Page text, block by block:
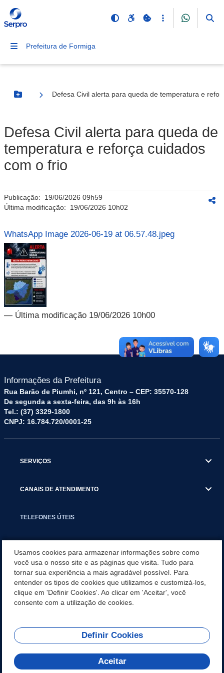
Prefeitura de Formiga
Botão Menu
Defesa Civil alerta para queda de temperatura e
Defesa Civil alerta para queda de
temperatura e reforça cuidados
com o frio
Publicação: 19/06/2026 09h59
Última modificação: 19/06/2026 10h02
WhatsApp Image 2026-06-19 at 06.57.48.jpeg
— Última modificação 19/06/2026 10h00
Informações da Prefeitura
Rua Barão de Piumhi, nº 121, Centro – CEP: 35570-128
De segunda a sexta-feira, das 9h às 16h
Tel.: (37) 3329-1800
CNPJ: 16.784.720/0001-25
SERVIÇOS
CANAIS DE ATENDIMENTO
TELEFONES ÚTEIS
NOTÍCIAS
APLICATIVO
REDES SOCIAIS
Usamos cookies para armazenar informações sobre como
você usa o nosso site e as páginas que visita. Tudo para
tornar sua experiência a mais agradável possível. Para
entender os tipos de cookies que utilizamos e customizá-los,
clique em 'Definir Cookies'. Ao clicar em 'Aceitar', você
consente com a utilização de cookies.
Definir Cookies
Aceitar